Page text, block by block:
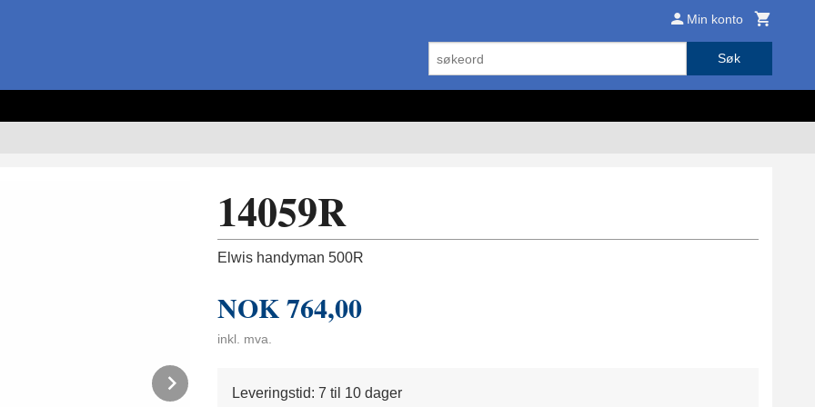
Min konto
Søk
14059R
Elwis handyman 500R
NOK764,00
inkl. mva.
Leveringstid: 7 til 10 dager